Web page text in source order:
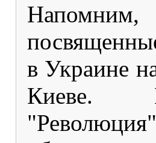
в Украине
Киеве.